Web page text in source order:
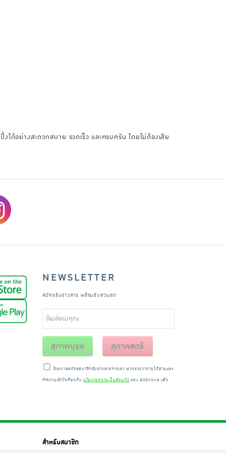
ด้อย่างสะดวกสบาย รวดเร็ว และครบครัน โดยไม่ต้องเสีย
NEWSLETTER
สมัครรับข่าวสาร พร้อมรับส่วนลด
สุภาพบุรุษ สุภาพสตรี
โดยการสมัครสมาชิกรับข่าวสารจากเรา เราทราบว่าท่านได้อ่านและ
ทำความเข้าใจเกี่ยวกับนโยบายความเป็นส่วนตัว ของ AllOnline แล้ว
สำหรับสมาชิก